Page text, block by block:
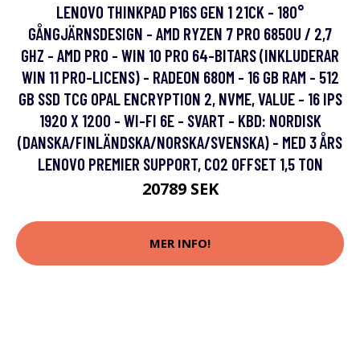
LENOVO THINKPAD P16S GEN 1 21CK - 180°
GÅNGJÄRNSDESIGN - AMD RYZEN 7 PRO 6850U / 2,7
GHZ - AMD PRO - WIN 10 PRO 64-BITARS (INKLUDERAR
WIN 11 PRO-LICENS) - RADEON 680M - 16 GB RAM - 512
GB SSD TCG OPAL ENCRYPTION 2, NVME, VALUE - 16 IPS
1920 X 1200 - WI-FI 6E - SVART - KBD: NORDISK
(DANSKA/FINLÄNDSKA/NORSKA/SVENSKA) - MED 3 ÅRS
LENOVO PREMIER SUPPORT, CO2 OFFSET 1,5 TON
20789 SEK
MER INFO!